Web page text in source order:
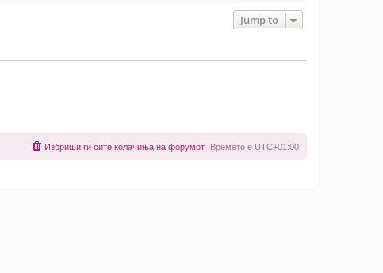
Jump to
Времето е UTC+01:00
Избриши ги сите колачиња на форумот